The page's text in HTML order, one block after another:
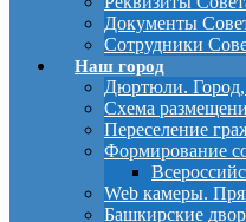
Документы
Сотрудники
Наш город
Дюртюли. Город,
Схема
Переселение
Формирование
Web камеры.
Башкирские